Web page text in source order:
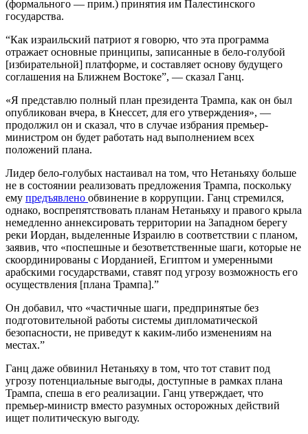
(формального — прим.) принятия им Палестинского
государства.
“Как израильский патриот я говорю, что эта программа
отражает основные принципы, записанные в бело-голубой
[избирательной] платформе, и составляет основу будущего
соглашения на Ближнем Востоке”, — сказал Ганц.
«Я представлю полный план президента Трампа, как он был
опубликован вчера, в Кнессет, для его утверждения», —
продолжил он и сказал, что в случае избрания премьер-
министром он будет работать над выполнением всех
положений плана.
Лидер бело-голубых настаивал на том, что Нетаньяху больше
не в состоянии реализовать предложения Трампа, поскольку
ему предъявлено обвинение в коррупции. Ганц стремился,
однако, воспрепятствовать планам Нетаньяху и правого крыла
немедленно аннексировать территории на Западном берегу
реки Иордан, выделенные Израилю в соответствии с планом,
заявив, что «поспешные и безответственные шаги, которые не
скоординированы с Иорданией, Египтом и умеренными
арабскими государствами, ставят под угрозу возможность его
осуществления [плана Трампа].”
Он добавил, что «частичные шаги, предпринятые без
подготовительной работы системы дипломатической
безопасности, не приведут к каким-либо изменениям на
местах.”
Ганц даже обвинил Нетаньяху в том, что тот ставит под
угрозу потенциальные выгоды, доступные в рамках плана
Трампа, спеша в его реализации. Ганц утверждает, что
премьер-министр вместо разумных осторожных действий
ищет политическую выгоду.